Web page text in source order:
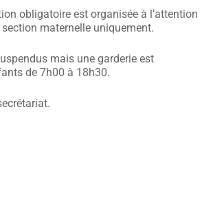
obligatoire est organisée à l’attention
maternelle uniquement.
mais une garderie est
de 7h00 à 18h30.